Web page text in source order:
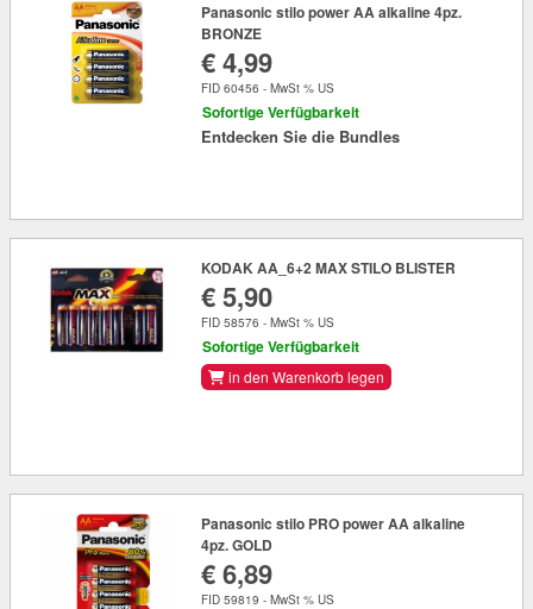
Panasonic stilo power AA alkaline 4pz.
BRONZE
€ 4,99
FID 60456 - MwSt % US
Sofortige Verfügbarkeit
Entdecken Sie die Bundles
KODAK AA_6+2 MAX STILO BLISTER
€ 5,90
FID 58576 - MwSt % US
Sofortige Verfügbarkeit
in den Warenkorb legen
Panasonic stilo PRO power AA alkaline
4pz. GOLD
€ 6,89
FID 59819 - MwSt % US